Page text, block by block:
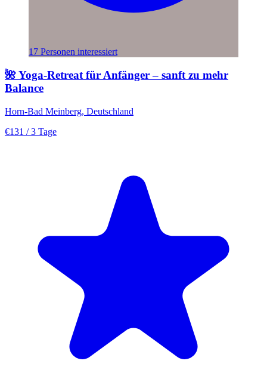
17 Personen interessiert
🌺 Yoga-Retreat für Anfänger – sanft zu mehr
Balance
Horn-Bad Meinberg, Deutschland
€131 / 3 Tage